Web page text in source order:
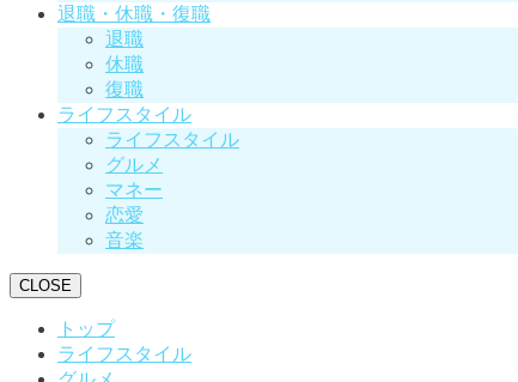
退職・休職・復職
退職
休職
復職
ライフスタイル
ライフスタイル
グルメ
マネー
恋愛
音楽
CLOSE
トップ
ライフスタイル